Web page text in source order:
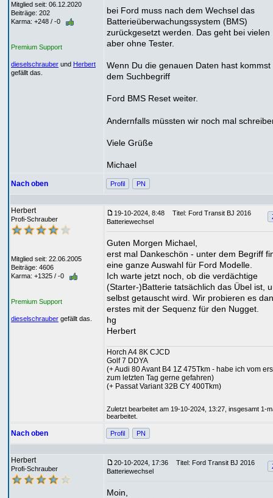
Mitglied seit: 06.12.2020
Beiträge: 202
Karma: +248 / -0
Premium Support
dieselschrauber und Herbert
gefällt das.
bei Ford muss nach dem Wechsel das
Batterieüberwachungssystem (BMS)
zurückgesetzt werden. Das geht bei vielen
aber ohne Tester.
Wenn Du die genauen Daten hast kommst
dem Suchbegriff
Ford BMS Reset weiter.
Andernfalls müssten wir noch mal
Viele Grüße
Michael
Nach oben Profil PN
Herbert
Profi-Schrauber
Mitglied seit: 22.06.2005
Beiträge: 4606
Karma: +1325 / -0
Premium Support
dieselschrauber gefällt das.
19-10-2024, 8:48
Titel: Ford Transit BJ 2016
Batteriewechsel
Guten Morgen Michael,
erst mal Dankeschön - unter dem Begriff
eine ganze Auswahl für Ford Modelle.
Ich warte jetzt noch, ob die verdächtige
(Starter-)Batterie tatsächlich das Übel ist,
selbst getauscht wird. Wir probieren es
erstes mit der Sequenz für den Nugget.
hg
Herbert
Horch A4 8K CJCD
Golf 7 DDYA
(+ Audi 80 Avant B4 1Z 475Tkm - habe ich vom
zum letzten Tag gerne gefahren)
(+ Passat Variant 32B CY 400Tkm)
Zuletzt bearbeitet am 19-10-2024, 13:27, insgesamt 1-
bearbeitet.
Nach oben Profil PN
Herbert
Profi-Schrauber
20-10-2024, 17:36
Titel: Ford Transit BJ 2016
Batteriewechsel
Moin,